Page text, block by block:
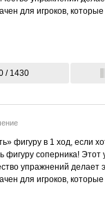
для игроков,
/ 1430
фигуру в 1 ход, если
фигуру соперника!
упражнений делает
для игроков,